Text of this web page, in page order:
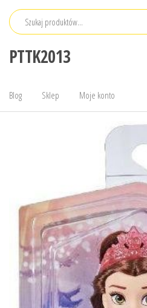
Przejdź
PTTK2013
Blog Sklep Moje konto